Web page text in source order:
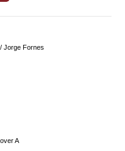
Jorge Fornes
A